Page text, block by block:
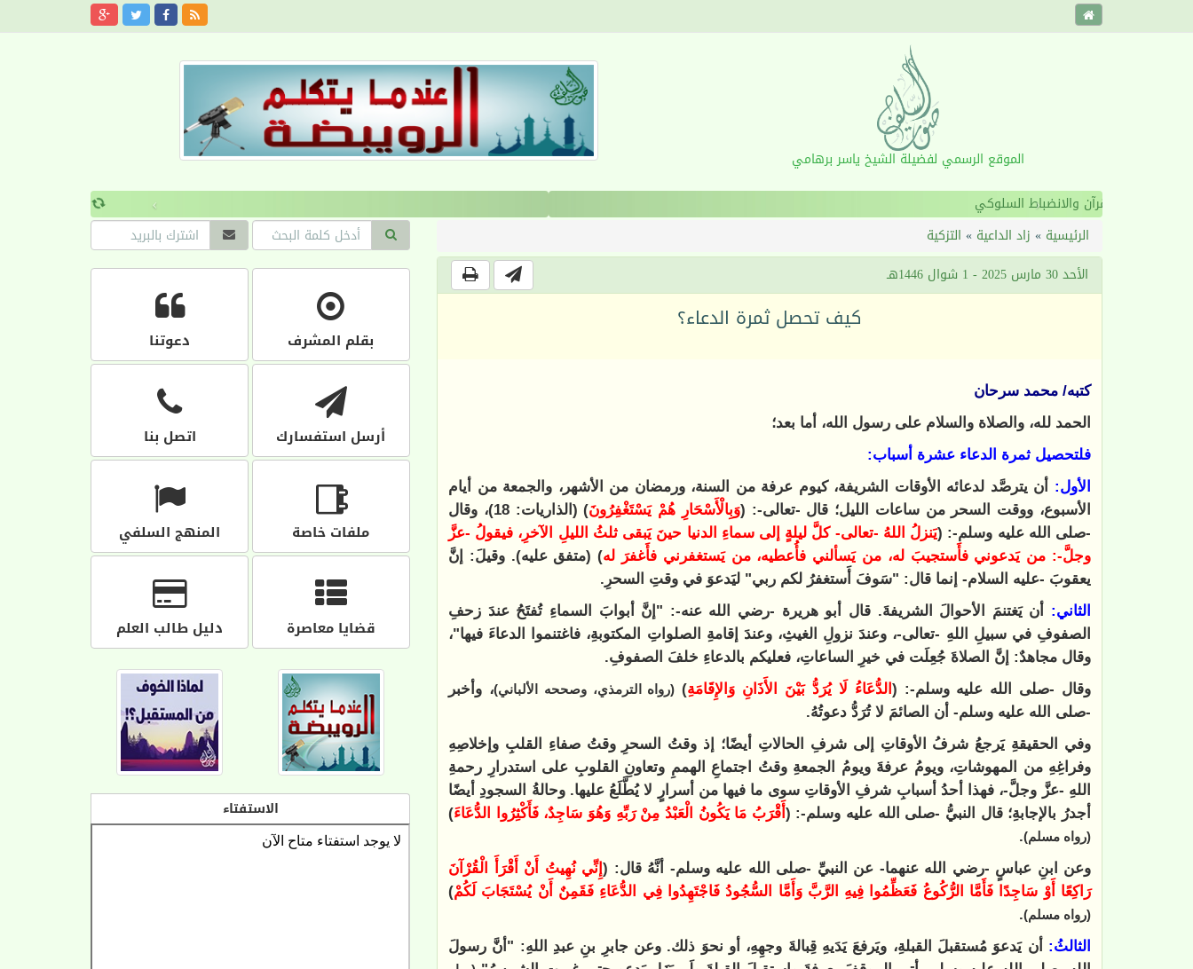
الموقع الرسمي لفضيلة الشيخ ياسر برهامي
‹
›
الرئيسية » زاد الداعية » التزكية
الأحد 30 مارس 2025 - 1 شوال 1446هـ
كيف تحصل ثمرة الدعاء؟
كتبه/ محمد سرحان
الحمد لله، والصلاة والسلام على رسول الله، أما بعد؛
فلتحصيل ثمرة الدعاء عشرة أسباب:
الأول: أن يترصَّد لدعائه الأوقات الشريفة،كيوم عرفة من السنة، ورمضان من الأشهر، والجمعة من أيام
الأسبوع، ووقت السحر من ساعات الليل؛ قال -تعالى-: (وَبِالْأَسْحَارِ هُمْ يَسْتَغْفِرُونَ
) (الذاريات: 18)، وقال
-صلى الله عليه وسلم-: (يَنزلُ اللهُ -تعالى- كلَّ ليلةٍ إلى سماءِ الدنيا حينَ يَبقى ثلثُ الليلِ الآخرِ، فيقولُ -عزَّ
وجلَّ-: من يَدعوني فأَستجيبَ له، من يَسألني فأُعطيه، من يَستغفرني فأَغفرَ له) (متفق عليه). وقيلَ: إنَّ
يعقوبَ -عليه السلام- إنما قال: "سَوفَ أَستغفرُ لكم ربي" ليَدعوَ في وقتِ السحرِ.
الثاني: أن يَغتنمَ الأحوالَ الشريفةَ. قال أبو هريرة -رضي الله عنه-: "إنَّ أبوابَ السماءِ تُفتَحُ عندَ زحفِ
الصفوفِ في سبيلِ اللهِ -تعالى-، وعندَ نزولِ الغيثِ، وعندَ إقامةِ الصلواتِ المكتوبةِ، فاغتنموا الدعاءَ فيها"،
وقال مجاهدٌ: إنَّ الصلاةَ جُعِلَت في خيرِ الساعاتِ، فعليكم بالدعاءِ خلفَ الصفوفِ.
وقال -صلى الله عليه وسلم-: ( الدُّعَاءُ لَا يُرَدُّ بَيْنَ ‌الأَذَانِ ‌وَالإِقَامَةِ) (رواه الترمذي، وصححه الألباني)، وأخبر
-صلى الله عليه وسلم- أن الصائمَ لا تُرَدُّ دعوتُهُ.
وفي الحقيقةِ يَرجعُ شرفُ الأوقاتِ إلى شرفِ الحالاتِ أيضًا؛ إذ وقتُ السحرِ وقتُ صفاءِ القلبِ وإخلاصِهِ
وفراغِهِ من المهوشاتِ، ويومُ عرفةَ ويومُ الجمعةِ وقتُ اجتماعِ الهممِ وتعاونِ القلوبِ على استدرارِ رحمةِ
اللهِ -عزَّ وجلَّ-، فهذا أحدُ أسبابِ شرفِ الأوقاتِ سوى ما فيها من أسرارٍ لا يُطَّلَعُ عليها. وحالةُ السجودِ أيضًا
أجدرُ بالإجابةِ؛ قال النبيُّ -صلى الله عليه وسلم-: ( ‌أَقْرَبُ مَا يَكُونُ الْعَبْدُ مِنْ رَبِّهِ ‌وَهُوَ ‌سَاجِدٌ، فَأَكْثِرُوا الدُّعَاءَ)
(رواه مسلم).
وعن ابنِ عباسٍ -رضي الله عنهما- عن النبيِّ -صلى الله عليه وسلم- أنَّهُ قال: (‌إِنِّي ‌نُهِيتُ ‌أَنْ ‌أَقْرَأَ ‌الْقُرْآنَ
‌رَاكِعًا ‌أَوْ ‌سَاجِدًا فَأَمَّا الرُّكُوعُ فَعَظِّمُوا فِيهِ الرَّبَّ وَأَمَّا السُّجُودُ فَاجْتَهِدُوا فِي الدُّعَاءِ فَقَمِنٌ أَنْ يُسْتَجَابَ لَكُمْ)
(رواه مسلم).
الثالثُ: أن يَدعوَ مُستقبلَ القبلةِ، ويَرفعَ يَدَيهِ قِبالةَ وجهِهِ، أو نحوَ ذلك. وعن جابرِ بنِ عبدِ اللهِ: "أنَّ رسولَ
بقلم المشرف دعوتنا
أرسل استفسارك اتصل بنا
ملفات خاصة المنهج السلفي
قضايا معاصرة دليل طالب العلم
الاستفتاء